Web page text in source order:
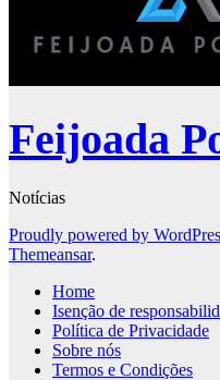
Feijoada
Notícias
Proudly powered by
Themeansar.
Home
Isenção de
Política de Privacidade
Sobre nós
Termos e Condições